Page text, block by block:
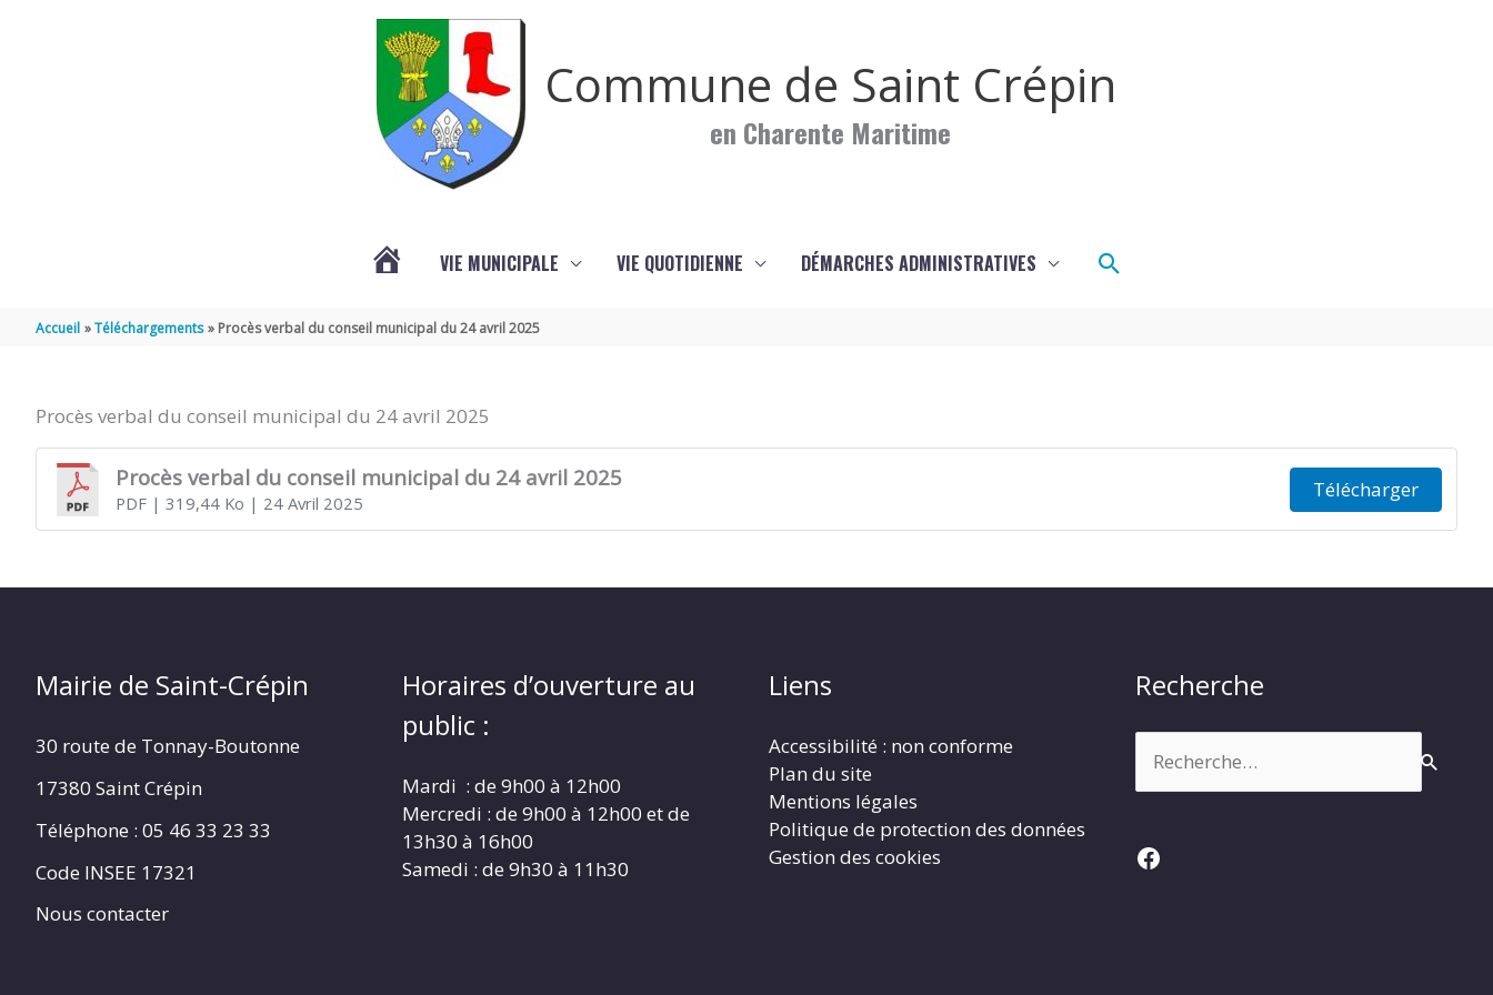
Commune de Saint Crépin
en Charente Maritime
VIE MUNICIPALE VIE QUOTIDIENNE DÉMARCHES ADMINISTRATIVES Rechercher
Accueil Téléchargements Procès verbal du conseil municipal du 24 avril 2025
Procès verbal du conseil municipal du 24 avril 2025
Procès verbal du conseil municipal du 24 avril 2025
PDF| 319,44 Ko | 24 Avril 2025
Télécharger
Mairie de Saint-Crépin
30 route de Tonnay-Boutonne
17380 Saint Crépin
Téléphone : 05 46 33 23 33
Code INSEE 17321
Nous contacter
Horaires d’ouverture au
public :
Mardi : de 9h00 à 12h00
Mercredi : de 9h00 à 12h00 et de
13h30 à 16h00
Samedi : de 9h30 à 11h30
Liens
Accessibilité : non conforme
Plan du site
Mentions légales
Politique de protection des données
Gestion des cookies
Recherche
Facebook